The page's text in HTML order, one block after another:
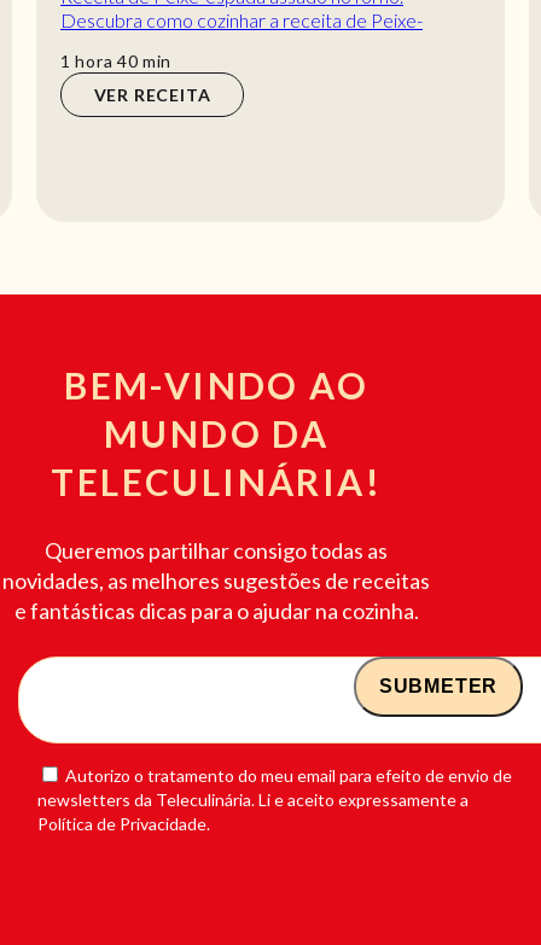
Receita de Salada de massa, tomate e mozzarella
fresca. Como cozinhar Salada de massa, tomate e
mozzarella fresca de maneira deliciosa!
1 hora
hora
BEM-VINDO AO
MUNDO DA
TELECULINÁRIA!
Queremos partilhar consigo todas as
novidades, as melhores sugestões de receitas
e fantásticas dicas para o ajudar na cozinha.
Autorizo o tratamento do meu email para efeito de envio de
newsletters da Teleculinária. Li e aceito expressamente a
Política de Privacidade.